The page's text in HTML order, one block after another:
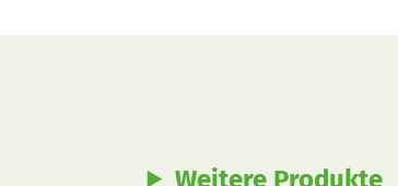
Weitere Produkte